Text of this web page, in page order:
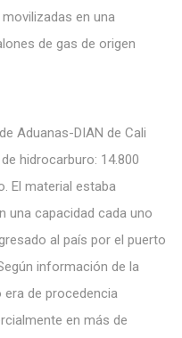
en una
de gas de origen
Aduanas-DIAN de Cali
hidrocarburo: 14.800
El material estaba
una capacidad cada uno
al país por el puerto
información de la
de procedencia
en más de